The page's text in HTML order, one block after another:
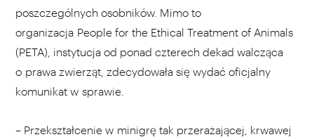
poszczególnych osobników. Mimo to
organizacja People for the Ethical Treatment of Animals
(PETA), instytucja od ponad czterech dekad walcząca
o prawa zwierząt, zdecydowała się wydać oficjalny
komunikat w sprawie.
– Przekształcenie w minigrę tak przerażającej, krwawej